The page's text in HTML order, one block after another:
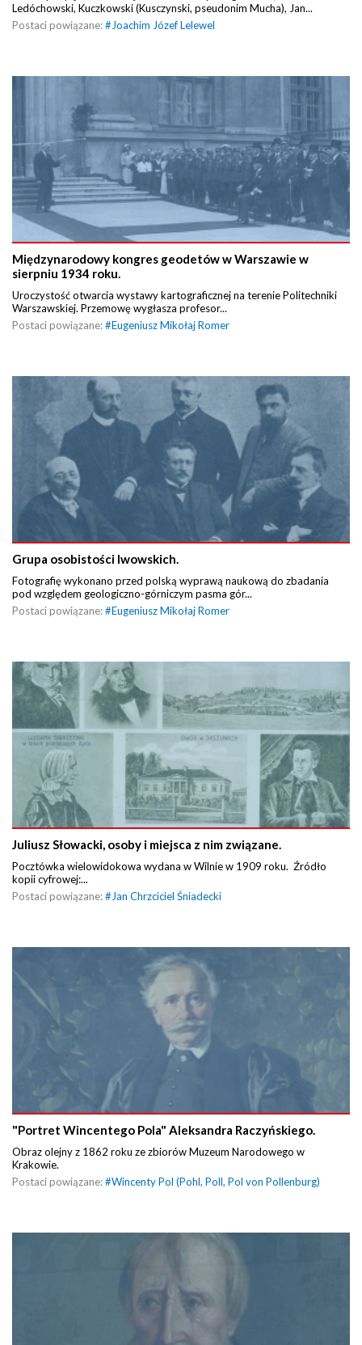
Ledóchowski, Kuczkowski (Kusczynski, pseudonim Mucha), Jan...
Postaci powiązane:# Joachim Józef Lelewel
Międzynarodowy kongres geodetów w Warszawie w
sierpniu 1934 roku.
Uroczystość otwarcia wystawy kartograficznej na terenie Politechniki
Warszawskiej. Przemowę wygłasza profesor...
Postaci powiązane:#Eugeniusz Mikołaj Romer
Grupa osobistości lwowskich.
Fotografię wykonano przed polską wyprawą naukową do zbadania
pod względem geologiczno-górniczym pasma gór...
Postaci powiązane:#Eugeniusz Mikołaj Romer
Juliusz Słowacki, osoby i miejsca z nim związane.
Pocztówka wielowidokowa wydana w Wilnie w 1909 roku. Źródło
kopii cyfrowej:...
Postaci powiązane:# Jan Chrzciciel Śniadecki
"Portret Wincentego Pola" Aleksandra Raczyńskiego.
Obraz olejny z 1862 roku ze zbiorów Muzeum Narodowego w
Krakowie.
Postaci powiązane:#Wincenty Pol (Pohl, Poll, Pol von Pollenburg)